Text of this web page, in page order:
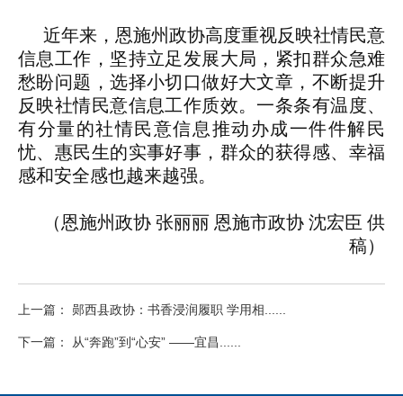
近年来，恩施州政协高度重视反映社情民意
信息工作，坚持立足发展大局，紧扣群众急难
愁盼问题，选择小切口做好大文章，不断提升
反映社情民意信息工作质效。一条条有温度、
有分量的社情民意信息推动办成一件件解民
忧、惠民生的实事好事，群众的获得感、幸福
感和安全感也越来越强。
（恩施州政协 张丽丽 恩施市政协 沈宏臣 供
稿）
上一篇： 郧西县政协：书香浸润履职 学用相......
下一篇： 从“奔跑”到“心安” ——宜昌......